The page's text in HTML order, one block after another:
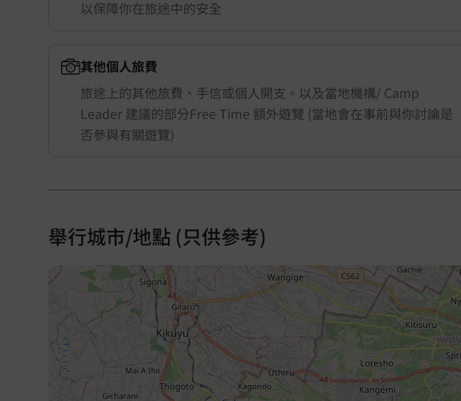
以保障你在旅途中的安全
其他個人旅費
旅途上的其他旅費、手信或個人開支。以及當地機構/ Camp
Leader 建議的部分Free Time 額外遊覽 (當地會在事前與你討論是
否參與有關遊覽)
舉行城市/地點 (只供參考)